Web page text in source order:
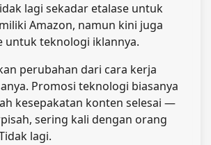
lagi sekadar etalase untuk
Amazon, namun kini juga
untuk teknologi iklannya.
perubahan dari cara kerja
Promosi teknologi biasanya
kesepakatan konten selesai —
sering kali dengan orang
lagi.